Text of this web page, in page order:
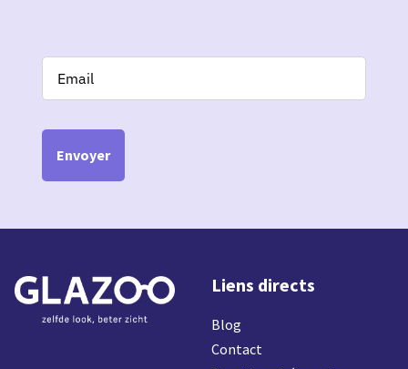
Envoyer
Liens directs
Blog
Contact